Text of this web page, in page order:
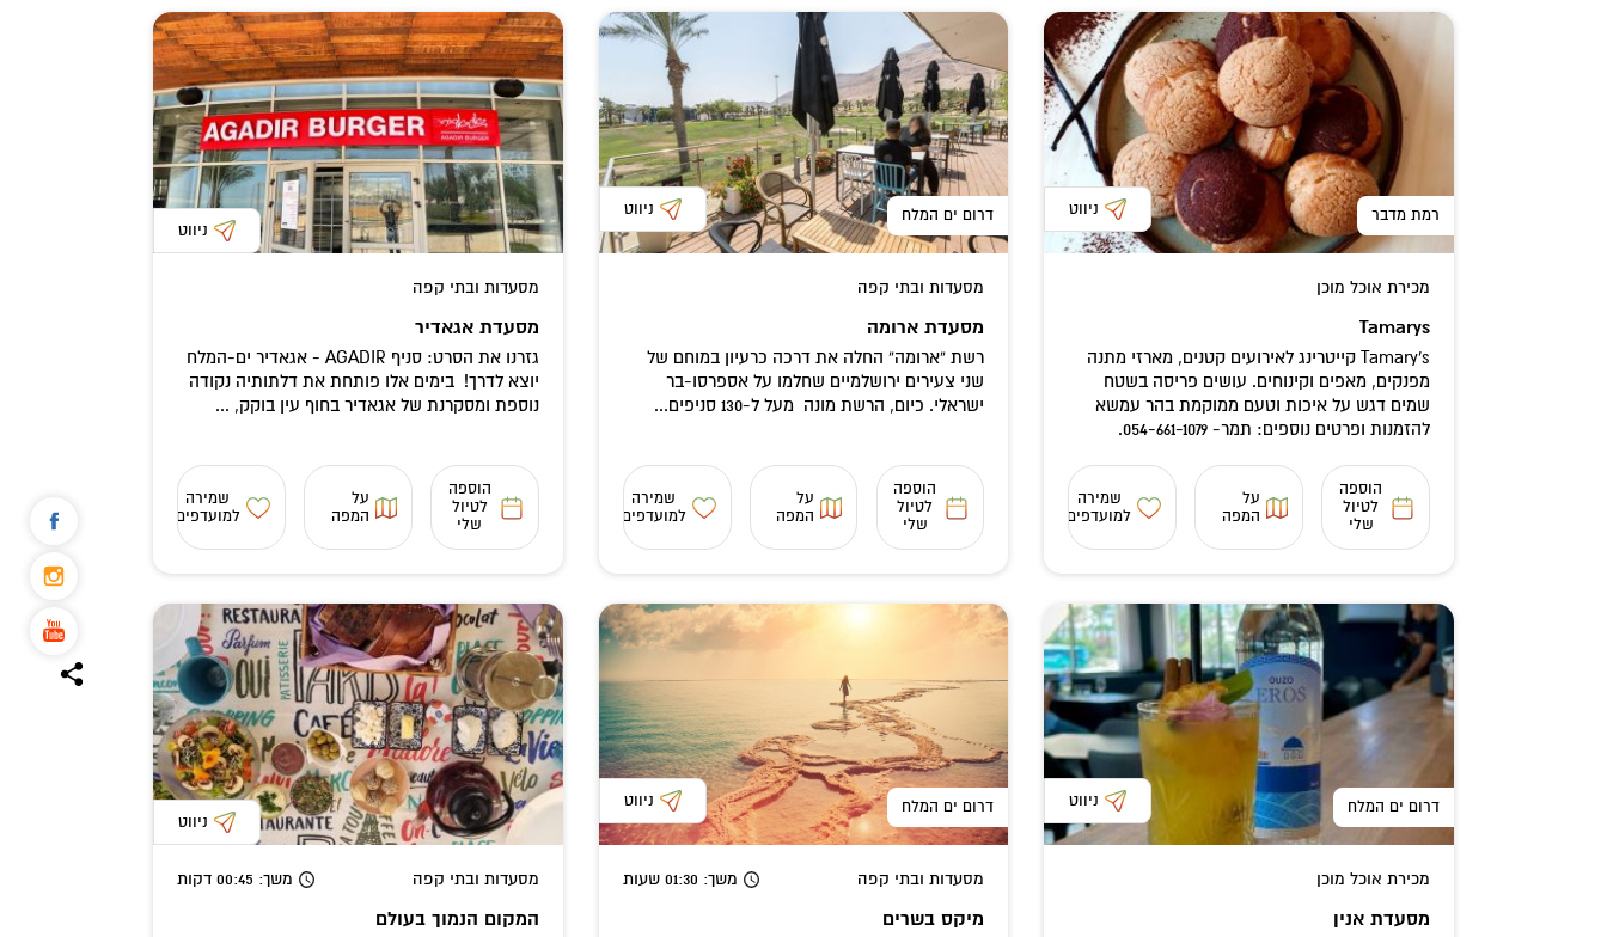
רמת מדבר ניווט
מכירת אוכל מוכן
Tamarys
Tamary's קייטרינג לאירועים קטנים, מארזי מתנה
מפנקים, מאפים וקינוחים. עושים פריסה בשטח
שמים דגש על איכות וטעם ממוקמת בהר עמשא
להזמנות ופרטים נוספים: תמר- 054-661-1079.
הוספה
לטיול
שלי
על
המפה
שמירה
למועדפים
דרום ים המלח ניווט
מסעדות ובתי קפה
מסעדת ארומה
רשת “ארומה” החלה את דרכה כרעיון במוחם של
שני צעירים ירושלמיים שחלמו על אספרסו-בר
ישראלי. כיום, הרשת מונה מעל ל-130 סניפים...
הוספה
לטיול
שלי
על
המפה
שמירה
למועדפים
ניווט
מסעדות ובתי קפה
מסעדת אגאדיר
גזרנו את הסרט: סניף AGADIR - אגאדיר ים-המלח
יוצא לדרך! בימים אלו פותחת את דלתותיה נקודה
נוספת ומסקרנת של אגאדיר בחוף עין בוקק, ...
הוספה
לטיול
שלי
על
המפה
שמירה
למועדפים
דרום ים המלח ניווט
מכירת אוכל מוכן
מסעדת אנין
דרום ים המלח ניווט
מסעדות ובתי קפה משך: 01:30 שעות
מיקס בשרים
ניווט
מסעדות ובתי קפה משך: 00:45 דקות
המקום הנמוך בעולם